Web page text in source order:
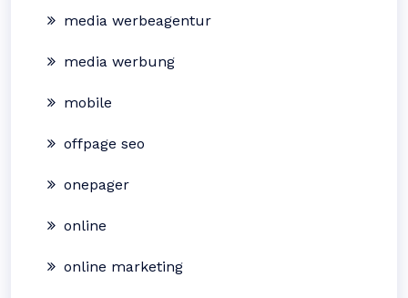
media werbeagentur
media werbung
mobile
offpage seo
onepager
online
online marketing